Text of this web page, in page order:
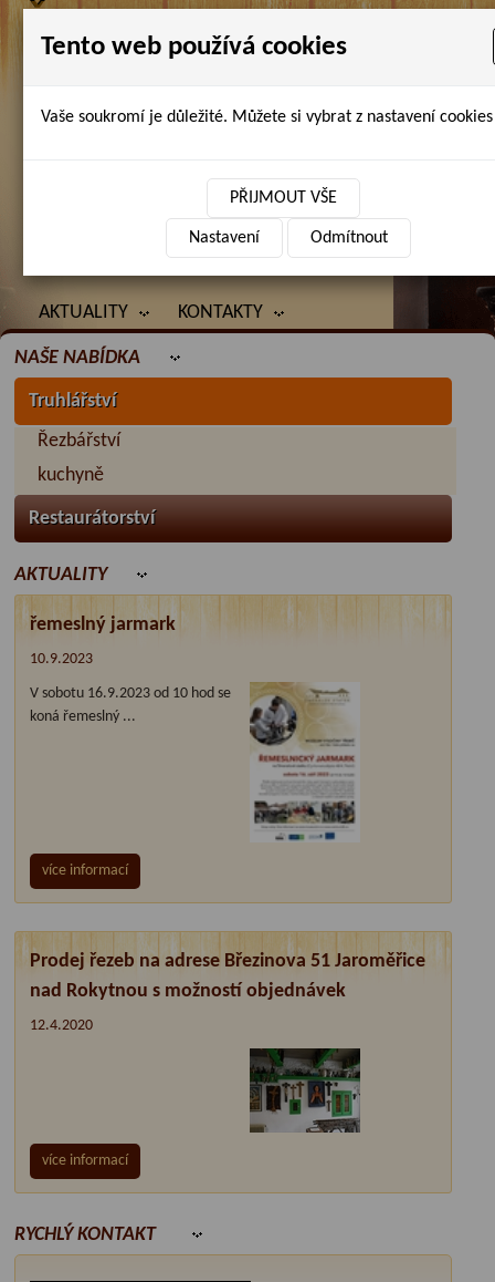
AKTUALITY KONTAKTY
NAŠE NABÍDKA
Truhlářství
Řezbářství
kuchyně
Restaurátorství
AKTUALITY
řemeslný jarmark
10.9.2023
V sobotu 16.9.2023 od 10 hod se
koná řemeslný ...
více informací
Prodej řezeb na adrese Březinova 51 Jaroměřice
nad Rokytnou s možností objednávek
12.4.2020
více informací
RYCHLÝ KONTAKT
Tento web používá cookies
Vaše soukromí je důležité. Můžete si vybrat z nastavení
PŘIJMOUT VŠE
Nastavení Odmítnout